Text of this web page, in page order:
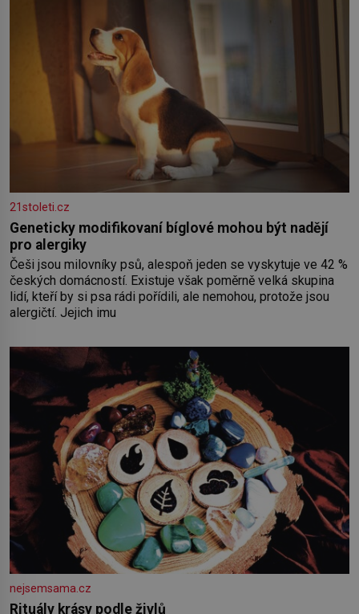
21stoleti.cz
Geneticky modifikovaní bíglové mohou být nadějí
pro alergiky
Češi jsou milovníky psů, alespoň jeden se vyskytuje ve 42 %
českých domácností. Existuje však poměrně velká skupina
lidí, kteří by si psa rádi pořídili, ale nemohou, protože jsou
alergičtí. Jejich imu
nejsemsama.cz
Rituály krásy podle živlů